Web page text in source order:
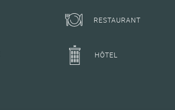
RESTAURANT
HÔTEL